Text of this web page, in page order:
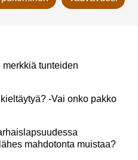
tunteiden
-Vai onko pakko
mahdotonta muistaa?